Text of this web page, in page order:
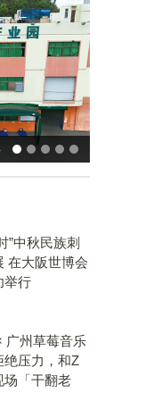
”中秋民族刺
在大阪世博会
举行
广州草莓音乐
绝压力，和Z
场「干翻老